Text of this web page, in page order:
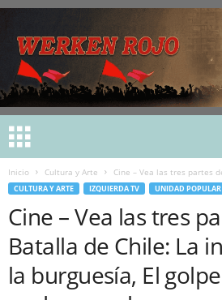
Inicio Cultura y Arte Cine – Vea las tres partes
CULTURA Y ARTE IZQUIERDA TV UNIDAD POPULAR
Cine – Vea las tres
Batalla de Chile: La
la burguesí­a, El